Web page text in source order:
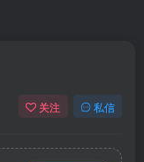
关注 私信